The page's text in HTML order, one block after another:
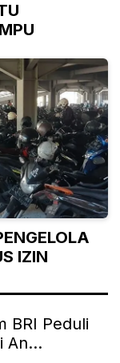
IZIN
BRI Peduli
An...